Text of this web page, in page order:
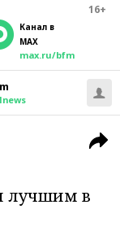
16+
Канал в
MAX
max.ru/bfm
лучшим в